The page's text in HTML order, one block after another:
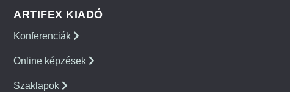
ARTIFEX KIADÓ
Konferenciák
Online képzések
Szaklapok